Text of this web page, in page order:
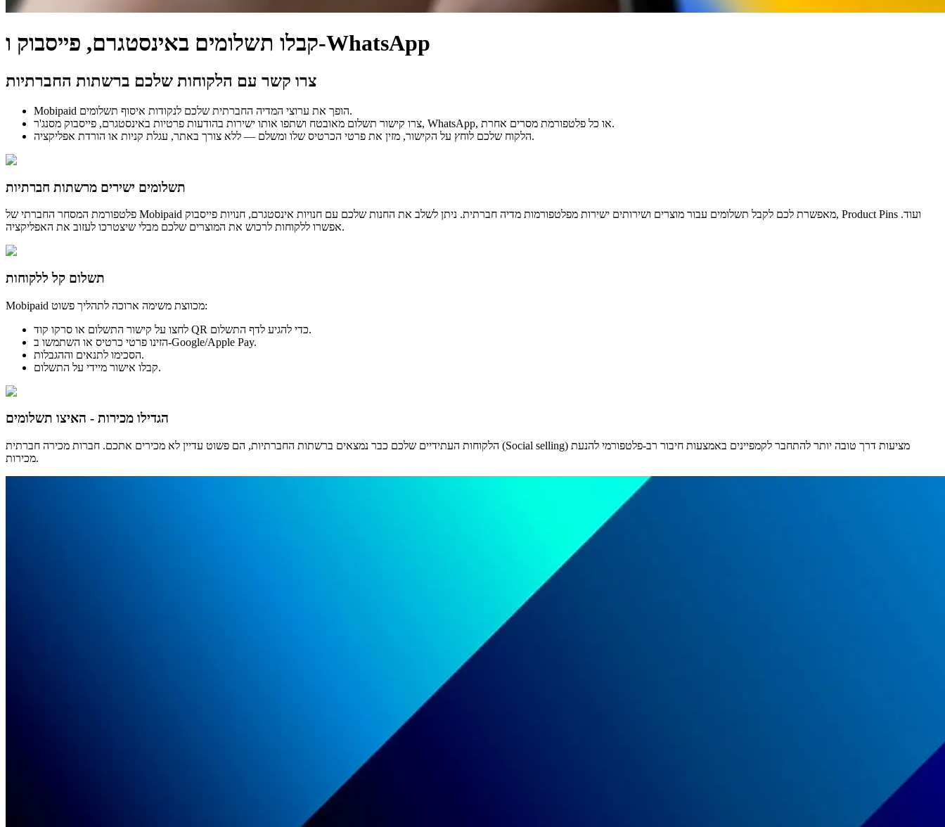
קבלו תשלומים באינסטגרם, פייסבוק ו-WhatsApp
צרו קשר עם הלקוחות שלכם ברשתות החברתיות
Mobipaid הופך את ערוצי המדיה החברתית שלכם לנקודות איסוף תשלומים.
צרו קישור תשלום מאובטח ושתפו אותו ישירות בהודעות פרטיות באינסטגרם, פייסבוק מסנג'ר, WhatsApp, או כל פלטפורמת מסרים אחרת.
הלקוח שלכם לוחץ על הקישור, מזין את פרטי הכרטיס שלו ומשלם — ללא צורך באתר, עגלת קניות או הורדת אפליקציה.
תשלומים ישירים מרשתות חברתיות
פלטפורמת המסחר החברתי של Mobipaid מאפשרת לכם לקבל תשלומים עבור מוצרים ושירותים ישירות מפלטפורמות מדיה חברתית. ניתן לשלב את החנות שלכם עם חנויות אינסטגרם, חנויות פייסבוק, Product Pins ועוד.
אפשרו ללקוחות לרכוש את המוצרים שלכם מבלי שיצטרכו לעזוב את האפליקציה.
תשלום קל ללקוחות
Mobipaid מכווצת משימה ארוכה לתהליך פשוט:
לחצו על קישור התשלום או סרקו קוד QR כדי להגיע לדף התשלום.
הזינו פרטי כרטיס או השתמשו ב-Google/Apple Pay.
הסכימו לתנאים וההגבלות.
קבלו אישור מיידי על התשלום.
הגדילו מכירות - האיצו תשלומים
הלקוחות העתידיים שלכם כבר נמצאים ברשתות החברתיות, הם פשוט עדיין לא מכירים אתכם. חברות מכירה חברתית (Social selling) מציעות דרך טובה יותר להתחבר לקמפיינים באמצעות חיבור רב-פלטפורמי להנעת
מכירות.